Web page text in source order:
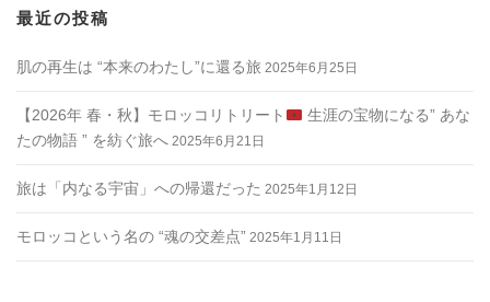
最近の投稿
肌の再生は “本来のわたし”に還る旅 2025年6月25日
【2026年 春・秋】モロッコリトリート
生涯の宝物になる” あな
たの物語 ” を紡ぐ旅へ 2025年6月21日
旅は「内なる宇宙」への帰還だった 2025年1月12日
モロッコという名の “魂の交差点” 2025年1月11日